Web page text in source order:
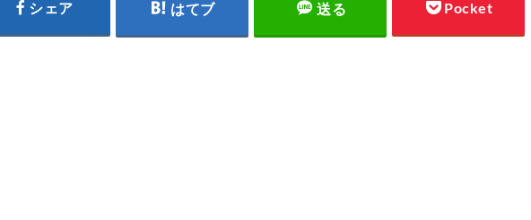
シェア はてブ 送る Pocket